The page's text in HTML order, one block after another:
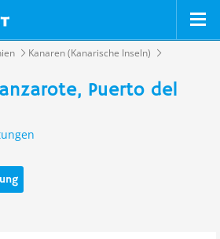
Kanaren (Kanarische Inseln)
Puerto del